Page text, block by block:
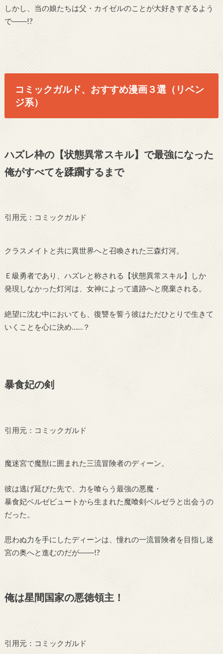
しかし、当の娘たちは父・カイゼルのことが大好きすぎるよう
で――!?
コミックガルド、おすすめ漫画３選（リベン
ジ系）
ハズレ枠の【状態異常スキル】で最強になった
俺がすべてを蹂躙するまで
引用元：コミックガルド
クラスメイトと共に異世界へと召喚された三森灯河。
Ｅ級勇者であり、ハズレと称される【状態異常スキル】しか
発現しなかった灯河は、女神によって遺跡へと廃棄される。
絶望に沈む中においても、復讐を誓う彼はただひとりで生きて
いくことを心に決め……？
暴食妃の剣
引用元：コミックガルド
魔迷宮で魔獣に囲まれた三流冒険者のディーン。
彼は逃げ延びた先で、力を喰らう最強の悪魔・
暴食妃ベルゼビュートから生まれた魔喰剣ベルゼラと出会うの
だった。
思わぬ力を手にしたディーンは、憧れの一流冒険者を目指し迷
宮の奥へと進むのだが――!?
俺は星間国家の悪徳領主！
引用元：コミックガルド